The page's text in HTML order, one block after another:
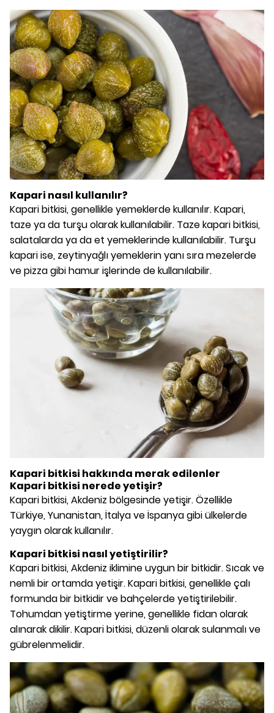
Kapari nasıl kullanılır?
Kapari bitkisi, genellikle yemeklerde kullanılır. Kapari,
taze ya da turşu olarak kullanılabilir. Taze kapari bitkisi,
salatalarda ya da et yemeklerinde kullanılabilir. Turşu
kapari ise, zeytinyağlı yemeklerin yanı sıra mezelerde
ve pizza gibi hamur işlerinde de kullanılabilir.
Kapari bitkisi hakkında merak edilenler
Kapari bitkisi nerede yetişir?
Kapari bitkisi, Akdeniz bölgesinde yetişir. Özellikle
Türkiye, Yunanistan, İtalya ve İspanya gibi ülkelerde
yaygın olarak kullanılır.
Kapari bitkisi nasıl yetiştirilir?
Kapari bitkisi, Akdeniz iklimine uygun bir bitkidir. Sıcak ve
nemli bir ortamda yetişir. Kapari bitkisi, genellikle çalı
formunda bir bitkidir ve bahçelerde yetiştirilebilir.
Tohumdan yetiştirme yerine, genellikle fidan olarak
alınarak dikilir. Kapari bitkisi, düzenli olarak sulanmalı ve
gübrelenmelidir.